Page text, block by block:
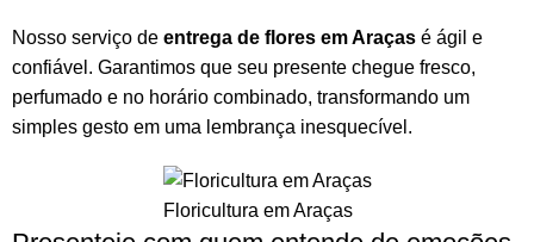
Nosso serviço de entrega de flores em Araças é ágil e
confiável. Garantimos que seu presente chegue fresco,
perfumado e no horário combinado, transformando um
simples gesto em uma lembrança inesquecível.
Floricultura em Araças